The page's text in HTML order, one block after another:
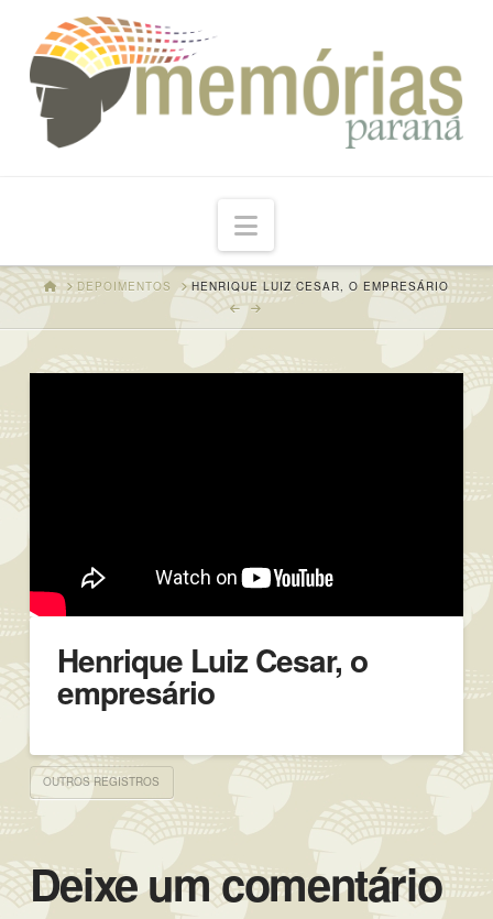
Navigation
HOMEDEPOIMENTOS HENRIQUE LUIZ CESAR, O EMPRESÁRIO
Henrique Luiz Cesar, o
empresário
OUTROS REGISTROS
Deixe um comentário